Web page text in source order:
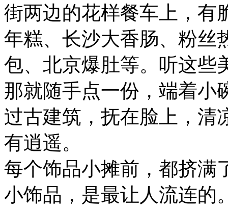
街两边的花样餐车上，有
年糕、长沙大香肠、粉丝
包、北京爆肚等。听这些
那就随手点一份，端着小
过古建筑，抚在脸上，清
有逍遥。
每个饰品小摊前，都挤满
小饰品，是最让人流连的